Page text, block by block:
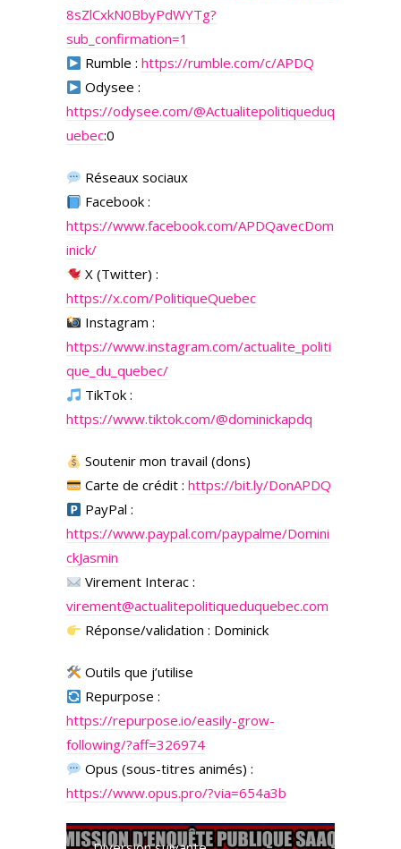
8sZlCxkN0BbyPdWYTg?
sub_confirmation=1
Rumble :https://rumble.com/c/APDQ
Odysee :
https://odysee.com/@Actualitepolitiqueduq
uebec:0
Réseaux sociaux
Facebook :
https://www.facebook.com/APDQavecDom
inick/
X (Twitter) :
https://x.com/PolitiqueQuebec
Instagram :
https://www.instagram.com/actualite_politi
que_du_quebec/
TikTok :
https://www.tiktok.com/@dominickapdq
Soutenir mon travail (dons)
Carte de crédit :https://bit.ly/DonAPDQ
PayPal :
https://www.paypal.com/paypalme/Domini
ckJasmin
Virement Interac :
virement@actualitepolitiqueduquebec.com
Réponse/validation : Dominick
Outils que j’utilise
Repurpose :
https://repurpose.io/easily-grow-
following/?aff=326974
Opus (sous-titres animés) :
https://www.opus.pro/?via=654a3b